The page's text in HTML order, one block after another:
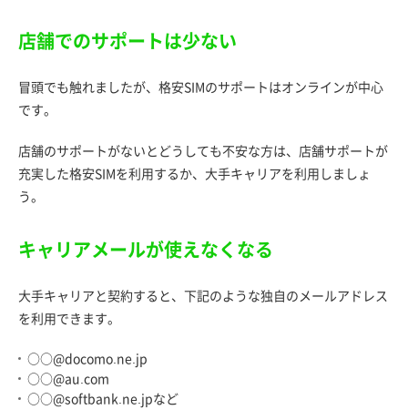
店舗でのサポートは少ない
冒頭でも触れましたが、格安SIMのサポートはオンラインが中心
です。
店舗のサポートがないとどうしても不安な方は、店舗サポートが
充実した格安SIMを利用するか、大手キャリアを利用しましょ
う。
キャリアメールが使えなくなる
大手キャリアと契約すると、下記のような独自のメールアドレス
を利用できます。
○○@docomo.ne.jp
○○@au.com
○○@softbank.ne.jpなど